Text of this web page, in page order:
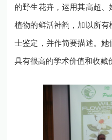
的野生花卉，运用其高超
植物的鲜活神韵，加以所
士鉴定，并作简要描述。
具有很高的学术价值和收藏